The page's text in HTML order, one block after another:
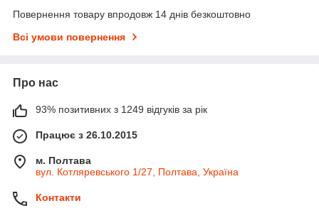
Повернення товару впродовж 14 днів безкоштовно
Всі умови повернення
Про нас
93% позитивних з 1249 відгуків за рік
Працює з 26.10.2015
м. Полтава
вул. Котляревського 1/27, Полтава, Україна
Контакти